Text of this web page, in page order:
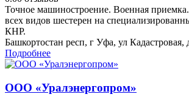
Точное машиностроение. Военная
всех видов шестерен на
КНР.
Башкортостан респ, г Уфа, ул Кадастровая,
Подробнее
ООО «Уралэнергопром»